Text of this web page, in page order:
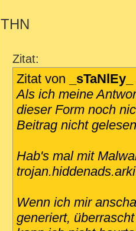
THN
Zitat:
Zitat von
_sTaNlEy_
Als ich meine
dieser Form noch
Beitrag nicht
Hab's mal mit
trojan.hiddenads.arki
Wenn ich mir
generiert,